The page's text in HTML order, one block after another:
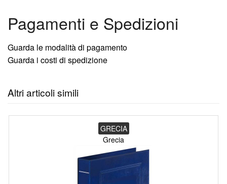
Pagamenti e Spedizioni
Guarda le modalità di pagamento
Guarda i costi di spedizione
Altri articoli simili
GRECIA
Grecia